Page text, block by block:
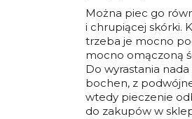
Można piec go
i chrupiącej skórki.
trzeba je mocno
mocno omączoną
Do wyrastania
bochen, z
wtedy pieczenie
do zakupów w